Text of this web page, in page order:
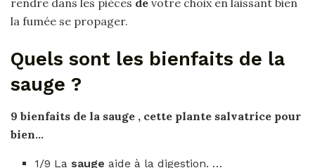
rendre dans les pièces de votre choix en laissant bien
la fumée se propager.
Quels sont les bienfaits de la
sauge ?
9 bienfaits de la sauge , cette plante salvatrice pour
bien…
1/9 La saugeaide à la digestion. …